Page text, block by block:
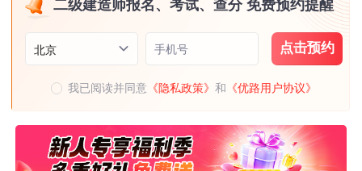
二级建造师报名、考试、查分 免费预约提醒
北京 手机号 点击预约
我已阅读并同意 《隐私政策》和 《优路用户协议》